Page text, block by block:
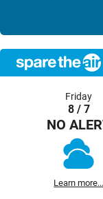
Friday
8 / 7
NO
Learn more...